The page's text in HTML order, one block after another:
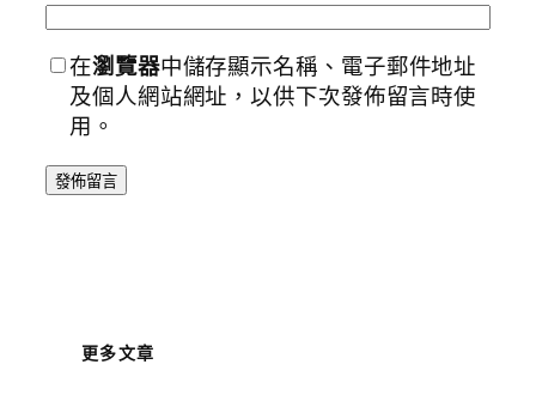
在瀏覽器中儲存顯示名稱、電子郵件地址
及個人網站網址，以供下次發佈留言時使
用。
更多文章